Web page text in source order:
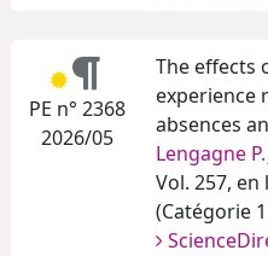
PE n° 2368
2026/05
The effects
experience
absences
Lengagne P.
Vol. 257, en
(Catégorie 1